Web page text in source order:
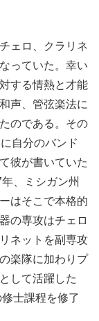
ェロ、クラリネ
っていた。幸い
する情熱と才能
声、管弦楽法に
のである。その
自分のバンド
彼が書いていた
、ミシガン州
はそこで本格的
の専攻はチェロ
ネットを副専攻
楽隊に加わりプ
して活躍した
士課程を修了